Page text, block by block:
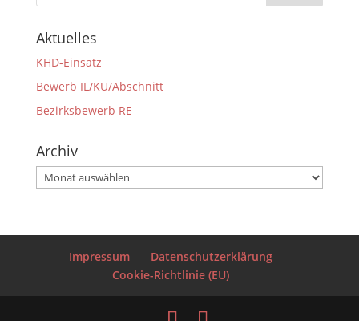
Aktuelles
KHD-Einsatz
Bewerb IL/KU/Abschnitt
Bezirksbewerb RE
Archiv
Archiv
Impressum
Datenschutzerklärung
Cookie-Richtlinie (EU)